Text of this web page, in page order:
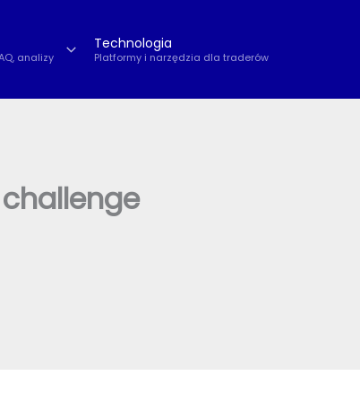
analizy
Technologia
Platformy i narzędzia dla traderów